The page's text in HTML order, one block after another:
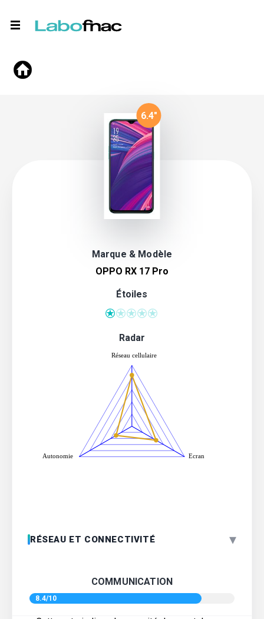
Marque & Modèle
6.4"
OPPO RX 17 Pro
Étoiles
Radar
RÉSEAU ET CONNECTIVITÉ ▾
COMMUNICATION
8.4/10